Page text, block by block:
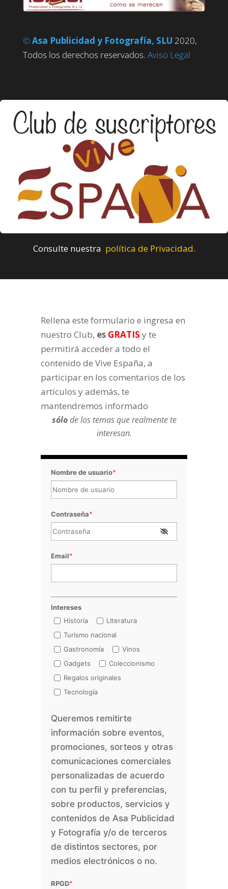
©Asa Publicidad y Fotografía, SLU 2020,
Todos los derechos reservados. Aviso Legal
Consulte nuestra política de Privacidad.
Rellena este formulario e ingresa en
nuestro Club, es GRATIS y te
permitirá acceder a todo el
contenido de Vive España, a
participar en los comentarios de los
artículos y además, te
mantendremos informado
sólode los temas que realmente te
interesan.
Nombre de usuario*
Contraseña*
Email*
Intereses
Historia
LIteratura
Turismo nacional
Gastronomía
Vinos
Gadgets
Coleccionismo
Regalos originales
Tecnología
Queremos remitirte
información sobre eventos,
promociones, sorteos y otras
comunicaciones comerciales
personalizadas de acuerdo
con tu perfil y preferencias,
sobre productos, servicios y
contenidos de Asa Publicidad
y Fotografía y/o de terceros
de distintos sectores, por
medios electrónicos o no.
RPGD*